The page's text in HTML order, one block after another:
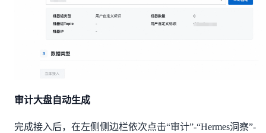
审计大盘自动生成
完成接入后，在左侧侧边栏依次点击“审计”-“Hermes洞察”-